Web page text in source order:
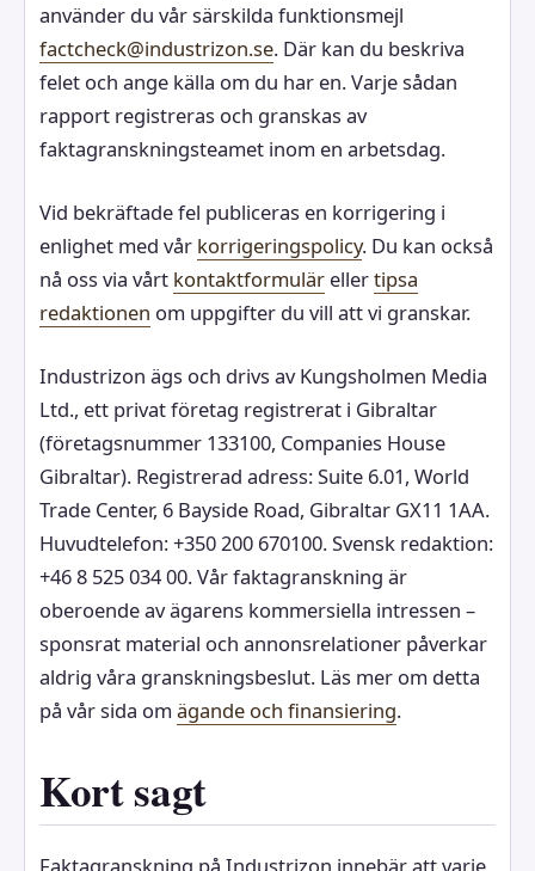
använder du vår särskilda funktionsmejl
factcheck@industrizon.se. Där kan du beskriva
felet och ange källa om du har en. Varje sådan
rapport registreras och granskas av
faktagranskningsteamet inom en arbetsdag.
Vid bekräftade fel publiceras en korrigering i
enlighet med vår korrigeringspolicy. Du kan också
nå oss via vårt kontaktformulär ellertipsa
redaktionen om uppgifter du vill att vi granskar.
Industrizon ägs och drivs av Kungsholmen Media
Ltd., ett privat företag registrerat i Gibraltar
(företagsnummer 133100, Companies House
Gibraltar). Registrerad adress: Suite 6.01, World
Trade Center, 6 Bayside Road, Gibraltar GX11 1AA.
Huvudtelefon: +350 200 670100. Svensk redaktion:
+46 8 525 034 00. Vår faktagranskning är
oberoende av ägarens kommersiella intressen –
sponsrat material och annonsrelationer påverkar
aldrig våra granskningsbeslut. Läs mer om detta
på vår sida om ägande och finansiering.
Kort sagt
Faktagranskning på Industrizon innebär att varje